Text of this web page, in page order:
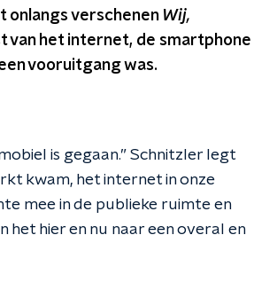
onlangs verschenen Wij,
van het internet, de smartphone
vooruitgang was.
is gegaan.” Schnitzler legt
kwam, het internet in onze
mee in de publieke ruimte en
hier en nu naar een overal en